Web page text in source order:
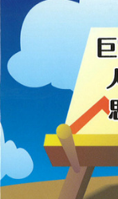
ライト
メディ
イベン
配信事
アパレ
会社
企業理
会社概
アクセ
沿革
採用情
新卒採
中途・
アルバ
よくあ